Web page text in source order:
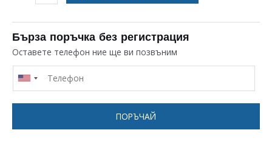
NTC
ЗА
ДИСПЕНСЪР
ЗА
ВОДА
Бърза поръчка без регистрация
Оставете телефон ние ще ви позвъним
ПОРЪЧАЙ